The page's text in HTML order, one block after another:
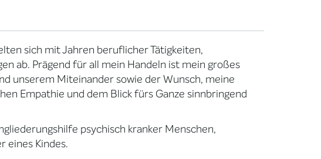
sich mit Jahren beruflicher Tätigkeiten,
ab. Prägend für all mein Handeln ist mein großes
unserem Miteinander sowie der Wunsch, meine
Empathie und dem Blick fürs Ganze sinnbringend
psychisch kranker Menschen,
eines Kindes.